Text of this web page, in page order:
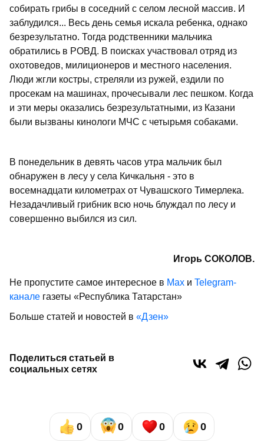
собирать грибы в соседний с селом лесной массив. И
заблудился... Весь день семья искала ребенка, однако
безрезультатно. Тогда родственники мальчика
обратились в РОВД. В поисках участвовал отряд из
охотоведов, милиционеров и местного населения.
Люди жгли костры, стреляли из ружей, ездили по
просекам на машинах, прочесывали лес пешком. Когда
и эти меры оказались безрезультатными, из Казани
были вызваны кинологи МЧС с четырьмя собаками.
В понедельник в девять часов утра мальчик был
обнаружен в лесу у села Кичкальня - это в
восемнадцати километрах от Чувашского Тимерлека.
Незадачливый грибник всю ночь блуждал по лесу и
совершенно выбился из сил.
Игорь СОКОЛОВ.
Не пропустите самое интересное в Max и Telegram-
канале газеты «Республика Татарстан»
Больше статей и новостей в «Дзен»
Поделиться статьей в
социальных сетях
0 0 0 0